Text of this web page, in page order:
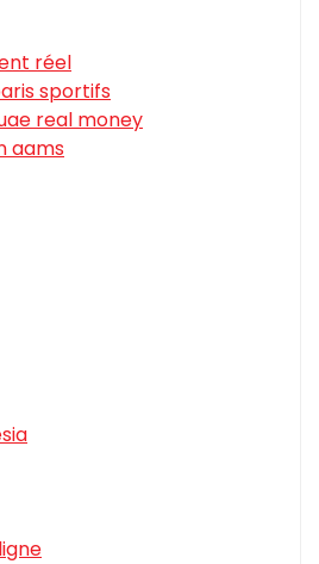
réel
sportifs
real money
aams